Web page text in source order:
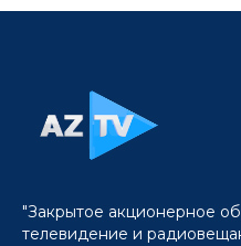
"Закрытое акционерное
телевидение и